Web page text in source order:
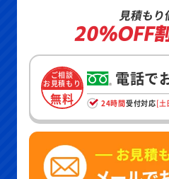
見積もり
20%OFF
ご相談
お見積もり
無料
電話で
24時間受付対応[土